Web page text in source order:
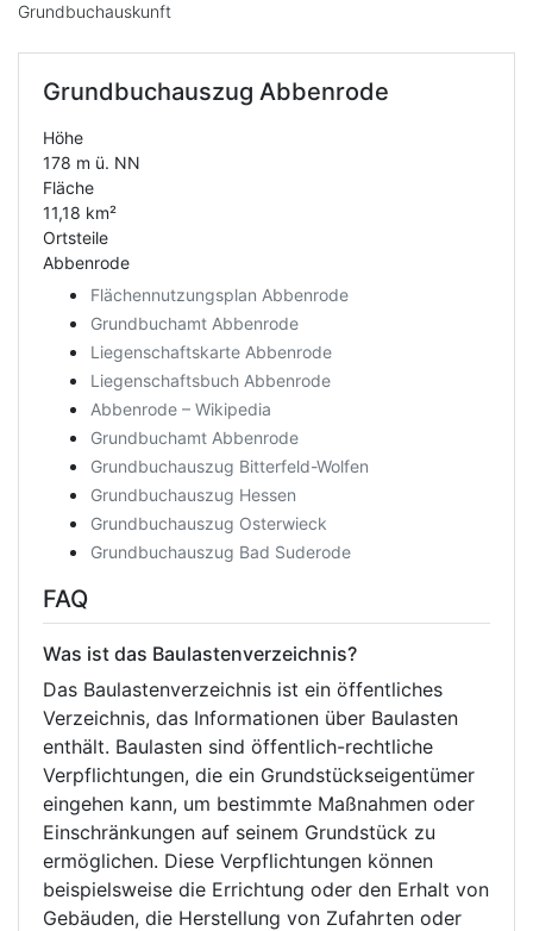
Grundbuchauskunft
Grundbuchauszug Abbenrode
Höhe
178 m ü. NN
Fläche
11,18 km²
Ortsteile
Abbenrode
Flächennutzungsplan Abbenrode
Grundbuchamt Abbenrode
Liegenschaftskarte Abbenrode
Liegenschaftsbuch Abbenrode
Abbenrode – Wikipedia
Grundbuchamt Abbenrode
Grundbuchauszug Bitterfeld-Wolfen
Grundbuchauszug Hessen
Grundbuchauszug Osterwieck
Grundbuchauszug Bad Suderode
FAQ
Was ist das Baulastenverzeichnis?
Das Baulastenverzeichnis ist ein öffentliches
Verzeichnis, das Informationen über Baulasten
enthält. Baulasten sind öffentlich-rechtliche
Verpflichtungen, die ein Grundstückseigentümer
eingehen kann, um bestimmte Maßnahmen oder
Einschränkungen auf seinem Grundstück zu
ermöglichen. Diese Verpflichtungen können
beispielsweise die Errichtung oder den Erhalt von
Gebäuden, die Herstellung von Zufahrten oder